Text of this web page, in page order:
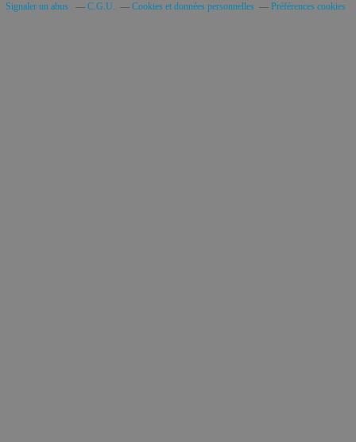
Signaler un abus C.G.U. Cookies et données personnelles Préférences cookies